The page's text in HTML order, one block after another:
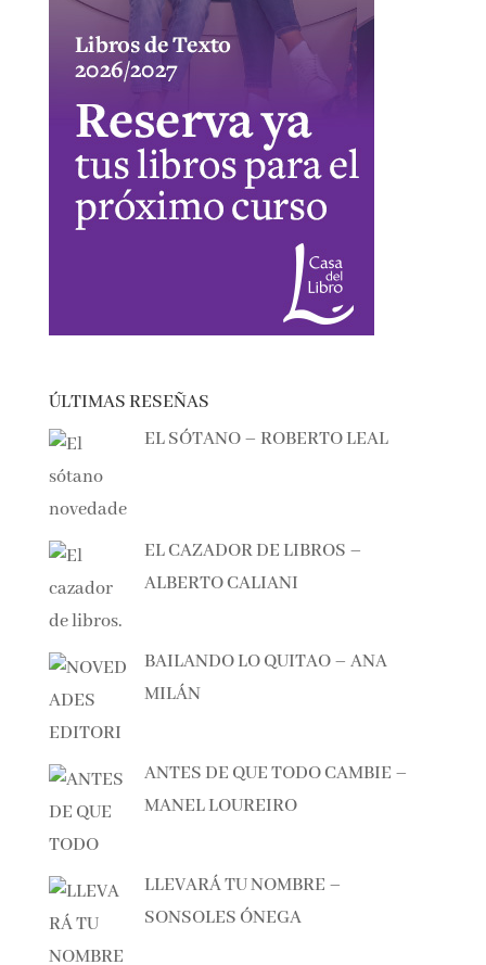
ÚLTIMAS RESEÑAS
EL SÓTANO – ROBERTO LEAL
EL CAZADOR DE LIBROS –
ALBERTO CALIANI
BAILANDO LO QUITAO – ANA
MILÁN
ANTES DE QUE TODO CAMBIE –
MANEL LOUREIRO
LLEVARÁ TU NOMBRE –
SONSOLES ÓNEGA